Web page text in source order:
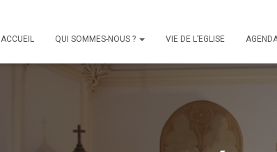
ACCUEIL QUI SOMMES-NOUS ? VIE DE L’EGLISE